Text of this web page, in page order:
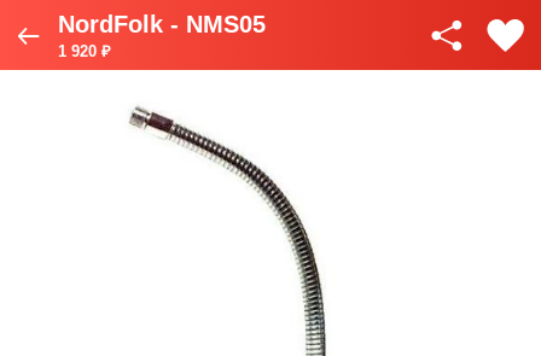
NordFolk - NMS05
1 920 ₽